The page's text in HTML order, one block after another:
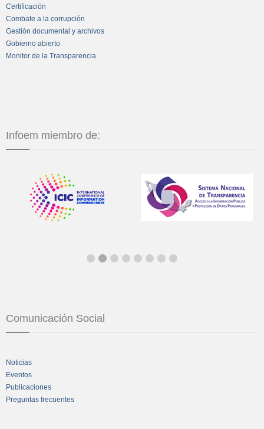
Certificación
Combate a la corrupción
Gestión documental y archivos
Gobierno abierto
Monitor de la Transparencia
Infoem miembro de:
Comunicación Social
Noticias
Eventos
Publicaciones
Preguntas frecuentes